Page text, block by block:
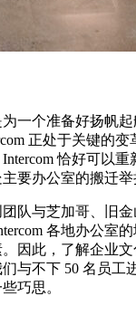
一个准备好扬帆
正处于关键的
恰好可以
要办公室的搬迁举
队与芝加哥、旧
各地办公室
因此，了解企业
与不下 50 名员工
巧思。